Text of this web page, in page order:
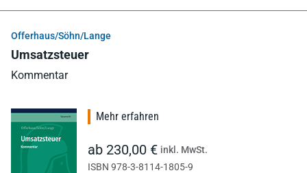
Offerhaus/Söhn/Lange
Umsatzsteuer
Kommentar
Mehr erfahren
ab 230,00 € inkl. MwSt.
ISBN 978-3-8114-1805-9